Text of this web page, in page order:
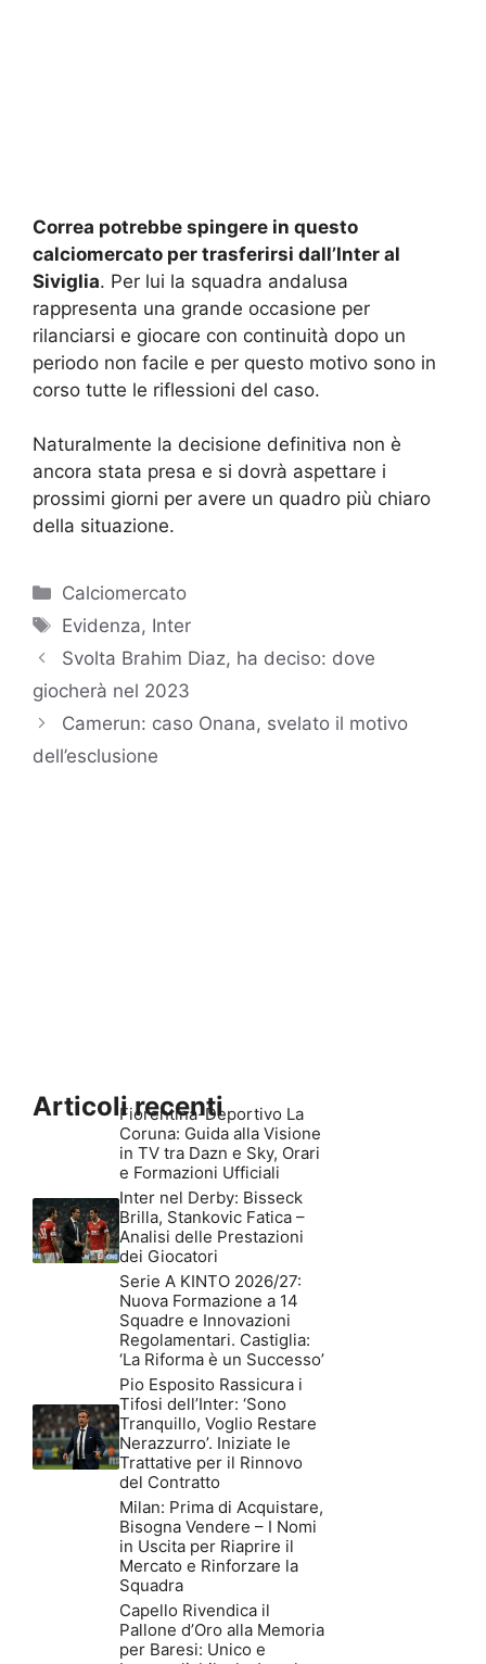
Correa potrebbe spingere in questo
calciomercato per trasferirsi dall’Inter al
Siviglia. Per lui la squadra andalusa
rappresenta una grande occasione per
rilanciarsi e giocare con continuità dopo un
periodo non facile e per questo motivo sono in
corso tutte le riflessioni del caso.
Naturalmente la decisione definitiva non è
ancora stata presa e si dovrà aspettare i
prossimi giorni per avere un quadro più chiaro
della situazione.
Categorie
Calciomercato
Tag
Evidenza, Inter
Svolta Brahim Diaz, ha deciso: dove
giocherà nel 2023
Camerun: caso Onana, svelato il motivo
dell’esclusione
Articoli recenti
Fiorentina-Deportivo La
Coruna: Guida alla Visione
in TV tra Dazn e Sky, Orari
e Formazioni Ufficiali
Inter nel Derby: Bisseck
Brilla, Stankovic Fatica –
Analisi delle Prestazioni
dei Giocatori
Serie A KINTO 2026/27:
Nuova Formazione a 14
Squadre e Innovazioni
Regolamentari. Castiglia:
‘La Riforma è un Successo’
Pio Esposito Rassicura i
Tifosi dell’Inter: ‘Sono
Tranquillo, Voglio Restare
Nerazzurro’. Iniziate le
Trattative per il Rinnovo
del Contratto
Milan: Prima di Acquistare,
Bisogna Vendere – I Nomi
in Uscita per Riaprire il
Mercato e Rinforzare la
Squadra
Capello Rivendica il
Pallone d’Oro alla Memoria
per Baresi: Unico e